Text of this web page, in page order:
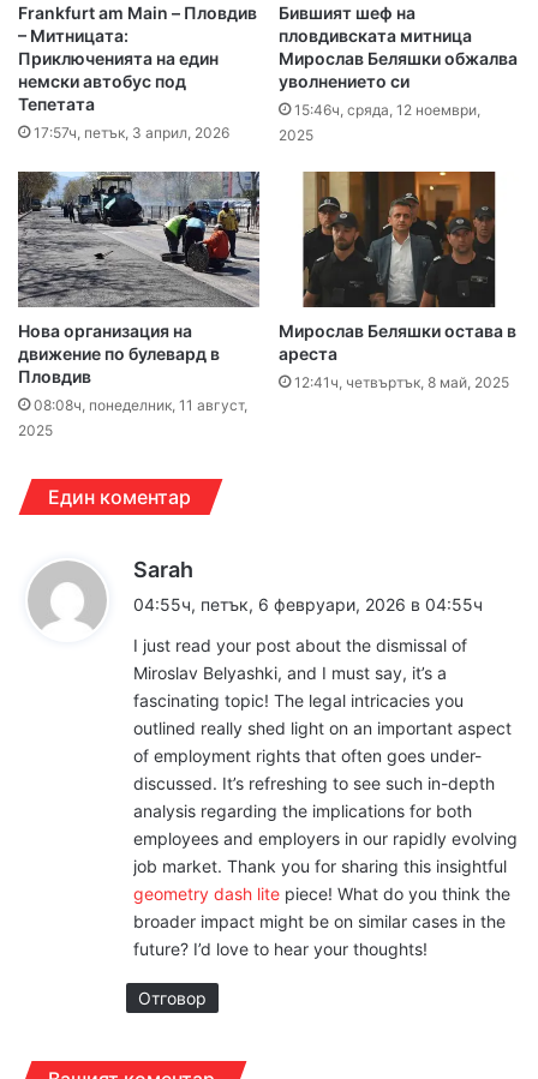
Frankfurt am Main – Пловдив
– Митницата:
Приключенията на един
немски автобус под
Тепетата
17:57ч, петък, 3 април, 2026
Бившият шеф на
пловдивската митница
Мирослав Беляшки обжалва
уволнението си
15:46ч, сряда, 12 ноември,
2025
Нова организация на
движение по булевард в
Пловдив
08:08ч, понеделник, 11 август,
2025
Мирослав Беляшки остава в
ареста
12:41ч, четвъртък, 8 май, 2025
Един коментар
Sarah
а
:
04:55ч, петък, 6 февруари, 2026 в 04:55ч
I just read your post about the dismissal of
Miroslav Belyashki, and I must say, it’s a
fascinating topic! The legal intricacies you
outlined really shed light on an important aspect
of employment rights that often goes under-
discussed. It’s refreshing to see such in-depth
analysis regarding the implications for both
employees and employers in our rapidly evolving
job market. Thank you for sharing this insightful
geometry dash lite piece! What do you think the
broader impact might be on similar cases in the
future? I’d love to hear your thoughts!
Отговор